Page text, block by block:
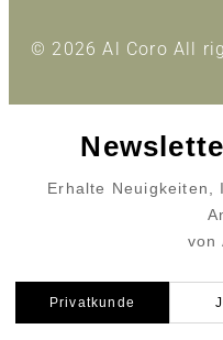
© 2026 Al Coro All
Erhalte Neuigkeiten,
von
Privatkunde